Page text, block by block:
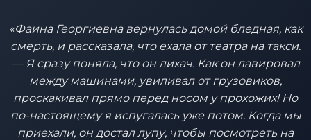
«Фаина Георгиевна вернулась домой бледная, как
смерть, и рассказала, что ехала от театра на такси.
— Я сразу поняла, что он лихач. Как он лавировал
между машинами, увиливал от грузовиков,
проскакивал прямо перед носом у прохожих! Но
по-настоящему я испугалась уже потом. Когда мы
приехали, он достал лупу, чтобы посмотреть на